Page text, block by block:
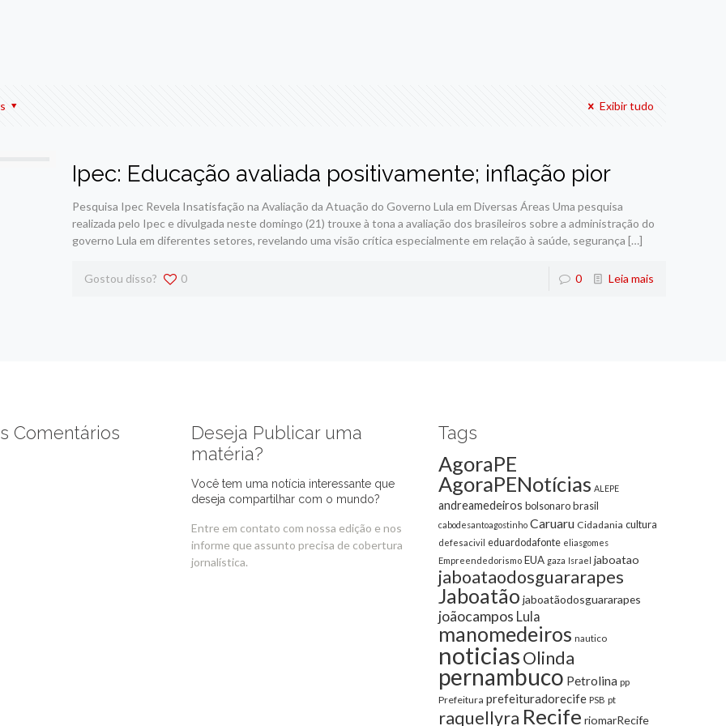
Exibir tudo
Ipec: Educação avaliada positivamente; inflação pior
Pesquisa Ipec Revela Insatisfação na Avaliação da Atuação do Governo Lula em Diversas Áreas Uma pesquisa
realizada pelo Ipec e divulgada neste domingo (21) trouxe à tona a avaliação dos brasileiros sobre a administração do
governo Lula em diferentes setores, revelando uma visão crítica especialmente em relação à saúde, segurança […]
Gostou disso? 0 0 Leia mais
Comentários
Deseja Publicar uma
matéria?
Você tem uma notícia interessante que
deseja compartilhar com o mundo?
Entre em contato com nossa edição e nos
informe que assunto precisa de cobertura
jornalística.
Tags
AgoraPE
AgoraPENotícias ALEPE
andreamedeiros bolsonarobrasil
cabodesantoagostinho Caruaru Cidadania cultura
defesacivil eduardodafonte eliasgomes
Empreendedorismo EUA gaza Israel jaboatao
jaboataodosguararapes
Jaboatão jaboatãodosguararapes
joãocampos Lula
manomedeiros nautico
noticiasOlinda
pernambuco Petrolina pp
Prefeitura prefeituradorecife PSB pt
raquellyra Recife riomarRecife